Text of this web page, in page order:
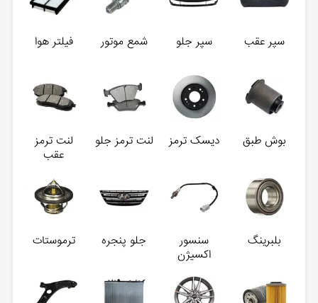
سپر عقب سپر جلو شمع موتور فیلتر هوا
بوش طبق دیسک ترمز لنت ترمز جلو
لنت ترمز
عقب
بلبرینگ
سنسور
اکسیژن
جلو پنجره ترموستات